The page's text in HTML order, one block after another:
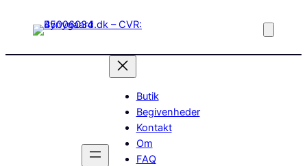
Butik
Begivenheder
Kontakt
Om
FAQ